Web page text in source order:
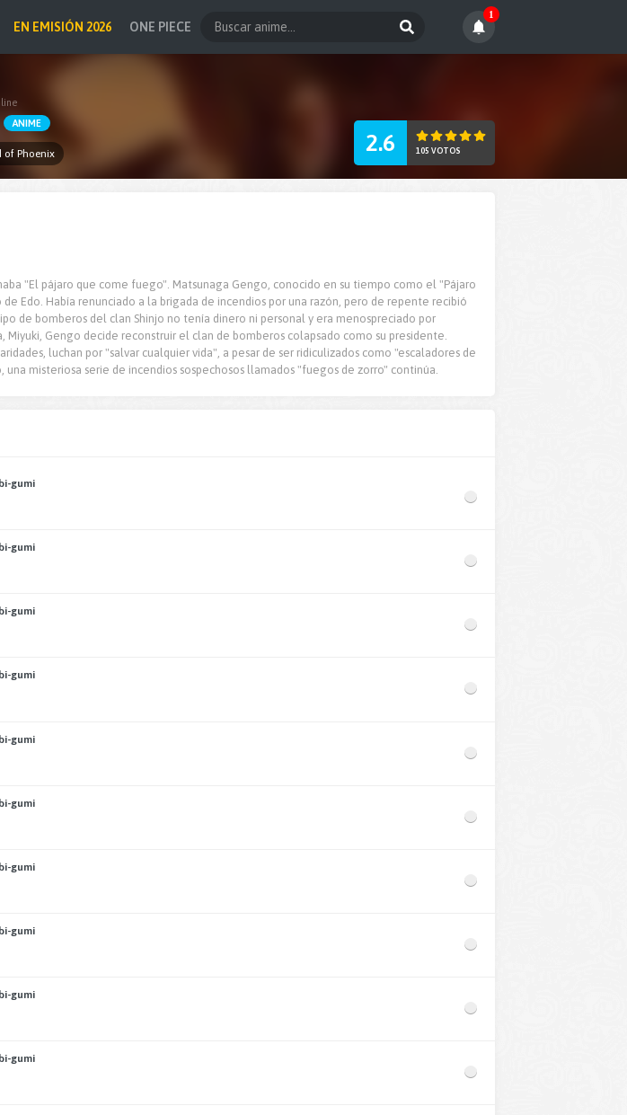
EN EMISIÓN 2026 ONE PIECE
1
ANIME
of Phoenix 2.6 105 VOTOS
"El pájaro que come fuego". Matsunaga Gengo, conocido en su tiempo como el "Pájaro
Edo. Había renunciado a la brigada de incendios por una razón, pero de repente recibió
de bomberos del clan Shinjo no tenía dinero ni personal y era menospreciado por
Miyuki, Gengo decide reconstruir el clan de bomberos colapsado como su presidente.
luchan por "salvar cualquier vida", a pesar de ser ridiculizados como "escaladores de
una misteriosa serie de incendios sospechosos llamados "fuegos de zorro" continúa.
gumi
gumi
gumi
gumi
gumi
gumi
gumi
gumi
gumi
gumi